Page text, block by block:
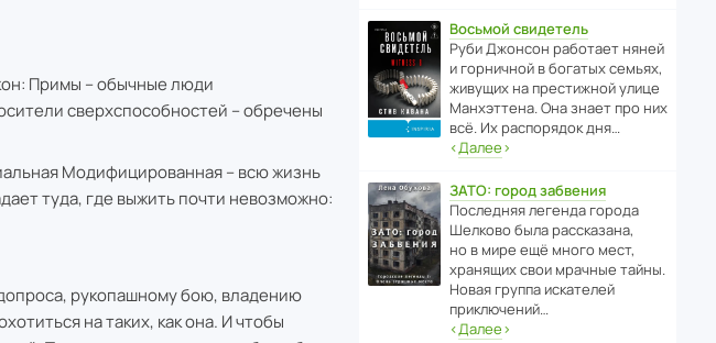
Примы – обычные люди
сверхспособностей – обречены
Модифицированная – всю жизнь
туда, где выжить почти невозможно:
рукопашному бою, владению
на таких, как она. И чтобы
Восьмой свидетель
Руби Джонсон рабо­тает няней
и горни­чной в богатых семьях,
живущих на прес­ти­жной улице
Манх­эт­тена. Она знает про них
всё. Их распо­рядок дня…
‹Далее›
ЗАТО: город забвения
После­дняя легенда города
Шелково была расска­зана,
но в мире ещё много мест,
хранящих свои мрачные тайны.
Новая группа иска­телей
приключений…
‹Далее›